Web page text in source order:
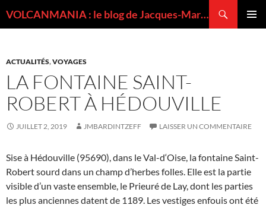
VOLCANMANIA : le blog de Jacques-Marie BARDINTZEFF, volcanologue
ACTUALITÉS,VOYAGES
LA FONTAINE SAINT-
ROBERT À HÉDOUVILLE
JUILLET 2, 2019 JMBARDINTZEFF LAISSER UN COMMENTAIRE
Sise à Hédouville (95690), dans le Val-d‘Oise, la fontaine Saint-
Robert sourd dans un champ d’herbes folles. Elle est la partie
visible d’un vaste ensemble, le Prieuré de Lay, dont les parties
les plus anciennes datent de 1189. Les vestiges enfouis ont été